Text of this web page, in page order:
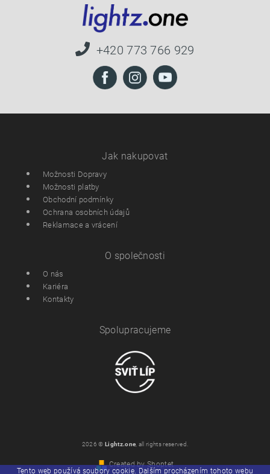
+420 773 766 929
Jak nakupovat
Možnosti Dopravy
Možnosti platby
Obchodní podmínky
Ochrana osobních údajů
Reklamace a vrácení
O společnosti
O nás
Kariéra
Kontakty
Spolupracujeme
2026 © Lightz.one, all rights reserved.
Created by Shoptet
Tento web používá soubory cookie. Dalším procházením tohoto webu